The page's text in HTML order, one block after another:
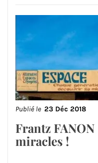
Publié le 23 Déc 2018
Frantz
miracles !